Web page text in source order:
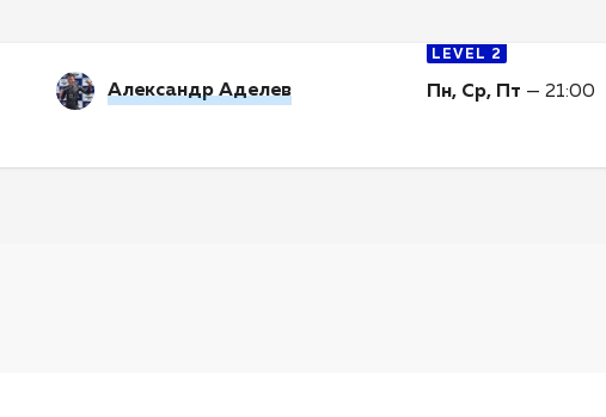
Александр Аделев
LEVEL 2
Пн, Ср, Пт — 21:00